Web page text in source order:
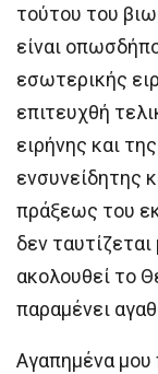
τούτου του
είναι
εσωτερικής
επιτευχθή
ειρήνης και
ενσυνείδητης
πράξεως του
δεν
ακολουθεί το
παραμένει
Αγαπημένα μου